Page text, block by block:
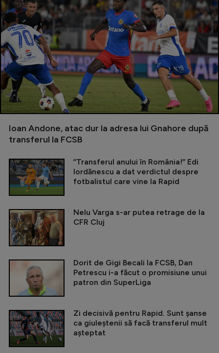
Ioan Andone, atac dur la adresa lui Gnahore după
transferul la FCSB
”Transferul anului în România!” Edi
Iordănescu a dat verdictul despre
fotbalistul care vine la Rapid
Nelu Varga s-ar putea retrage de la
CFR Cluj
Dorit de Gigi Becali la FCSB, Dan
Petrescu i-a făcut o promisiune unui
patron din SuperLiga
Zi decisivă pentru Rapid. Sunt șanse
ca giuleștenii să facă transferul mult
așteptat